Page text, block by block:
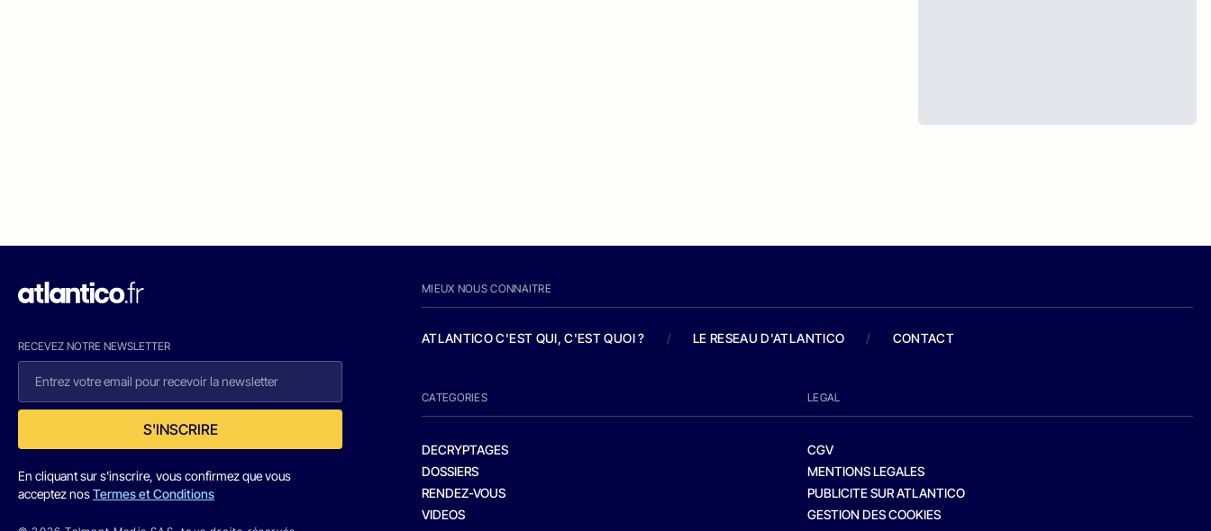
RECEVEZ NOTRE NEWSLETTER
S'INSCRIRE
En cliquant sur s'inscrire, vous confirmez que vous
acceptez nosTermes et Conditions
MIEUX NOUS CONNAITRE
ATLANTICO C'EST QUI, C'EST QUOI ? / LE RESEAU D'ATLANTICO / CONTACT
CATEGORIES
DECRYPTAGES
DOSSIERS
RENDEZ-VOUS
VIDEOS
LEGAL
CGV
MENTIONS LEGALES
PUBLICITE SUR ATLANTICO
GESTION DES COOKIES